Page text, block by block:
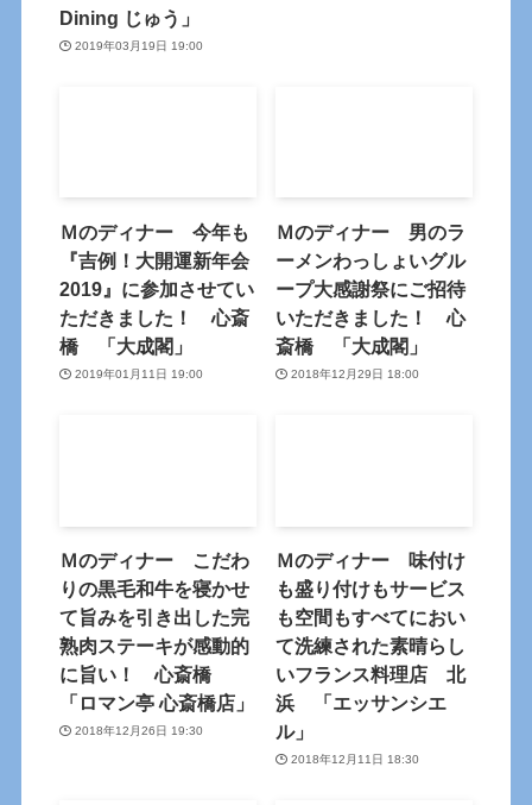
Dining じゅう」
2019年03月19日 19:00
Ｍのディナー 今年も
『吉例！大開運新年会
2019』に参加させてい
ただきました！ 心斎
橋 「大成閣」
2019年01月11日 19:00
Ｍのディナー 男のラ
ーメンわっしょいグル
ープ大感謝祭にご招待
いただきました！ 心
斎橋 「大成閣」
2018年12月29日 18:00
Ｍのディナー こだわ
りの黒毛和牛を寝かせ
て旨みを引き出した完
熟肉ステーキが感動的
に旨い！ 心斎橋
「ロマン亭 心斎橋店」
2018年12月26日 19:30
Ｍのディナー 味付け
も盛り付けもサービス
も空間もすべてにおい
て洗練された素晴らし
いフランス料理店 北
浜 「エッサンシエ
ル」
2018年12月11日 18:30